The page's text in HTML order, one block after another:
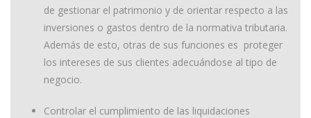
de gestionar el patrimonio y de orientar respecto a las
inversiones o gastos dentro de la normativa tributaria.
Además de esto, otras de sus funciones es proteger
los intereses de sus clientes adecuándose al tipo de
negocio.
Controlar el cumplimiento de las liquidaciones